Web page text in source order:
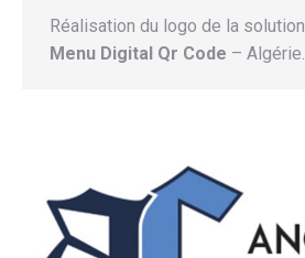
Réalisation du logo de la solution
Menu Digital Qr Code – Algérie.